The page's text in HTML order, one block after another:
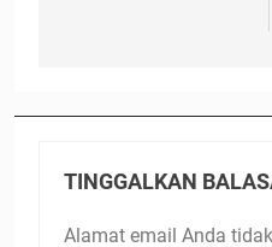
TINGGALKAN
Alamat email Anda